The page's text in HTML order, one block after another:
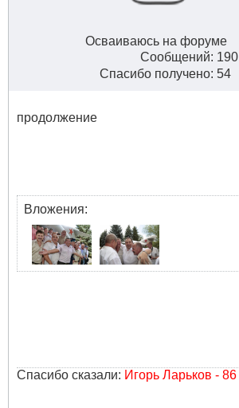
Осваиваюсь на форуме
Сообщений: 190
Спасибо получено: 54
продолжение
Вложения:
Спасибо сказали: Игорь Ларьков - 86